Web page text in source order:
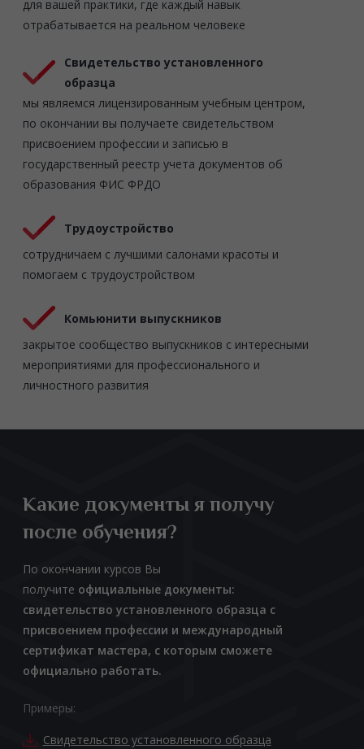
для вашей практики, где каждый навык
отрабатывается на реальном человеке
Свидетельство установленного
образца
мы являемся лицензированным учебным центром,
по окончании вы получаете свидетельством
присвоением профессии и записью в
государственный реестр учета документов об
образования ФИС ФРДО
Трудоустройство
сотрудничаем с лучшими салонами красоты и
помогаем с трудоустройством
Комьюнити выпускников
закрытое сообщество выпускников с интересными
мероприятиями для профессионального и
личностного развития
Какие документы я получу
после обучения?
По окончании курсов Вы
получите официальные документы:
свидетельство установленного образца с
присвоением профессии и международный
сертификат мастера, с которым сможете
официально работать.
Примеры:
Свидетельство установленного образца